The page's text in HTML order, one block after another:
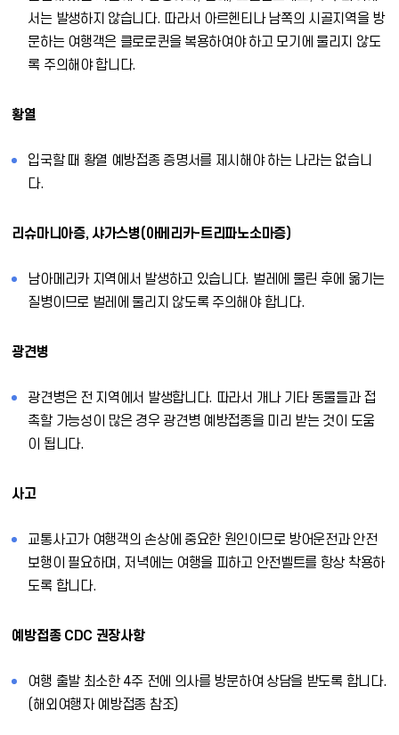
서는 발생하지 않습니다. 따라서 아르헨티나 남쪽의 시골지역을 방
문하는 여행객은 클로로퀸을 복용하여야 하고 모기에 물리지 않도
록 주의해야 합니다.
황열
입국할 때 황열 예방접종 증명서를 제시해야 하는 나라는 없습니
다.
리슈마니아증, 샤가스병(아메리카-트리파노소마증)
남아메리카 지역에서 발생하고 있습니다. 벌레에 물린 후에 옮기는
질병이므로 벌레에 물리지 않도록 주의해야 합니다.
광견병
광견병은 전 지역에서 발생합니다. 따라서 개나 기타 동물들과 접
촉할 가능성이 많은 경우 광견병 예방접종을 미리 받는 것이 도움
이 됩니다.
사고
교통사고가 여행객의 손상에 중요한 원인이므로 방어운전과 안전
보행이 필요하며, 저녁에는 여행을 피하고 안전벨트를 항상 착용하
도록 합니다.
예방접종 CDC 권장사항
여행 출발 최소한 4주 전에 의사를 방문하여 상담을 받도록 합니다.
(해외여행자 예방접종 참조)